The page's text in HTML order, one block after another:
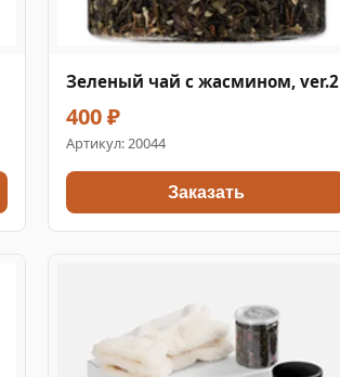
Зеленый чай с жасмином, ver.2
400 ₽
Артикул:20044
Заказать